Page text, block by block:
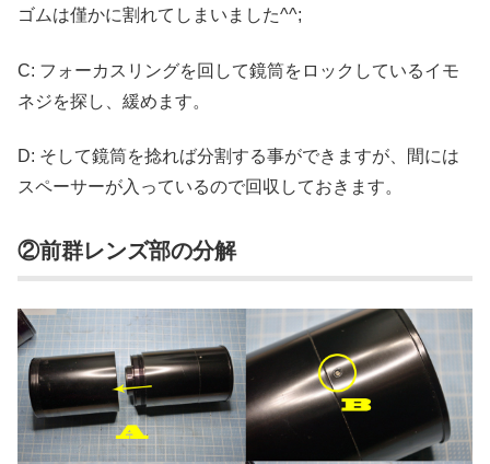
ゴムは僅かに割れてしまいました^^;
C: フォーカスリングを回して鏡筒をロックしているイモ
ネジを探し、緩めます。
D: そして鏡筒を捻れば分割する事ができますが、間には
スペーサーが入っているので回収しておきます。
②前群レンズ部の分解